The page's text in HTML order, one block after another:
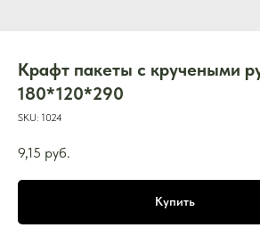
Крафт пакеты с кручеными
180*120*290
SKU: 1024
9,15 руб.
Купить